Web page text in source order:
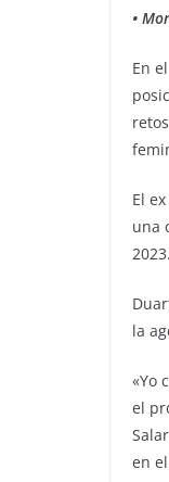
•
En
El
una
2023.
la
«Yo
el
en